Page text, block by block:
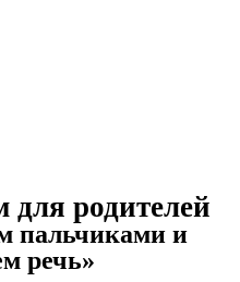
родителей
пальчиками и
речь»